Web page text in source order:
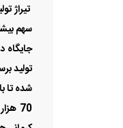
تولید
پایان